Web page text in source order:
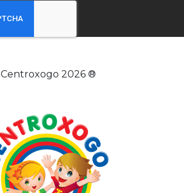
Centroxogo 2026 ®